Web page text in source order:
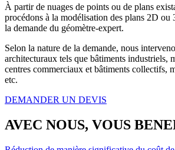
À partir de nuages de points ou de plans
procédons à la modélisation des plans 2D ou
la demande du géomètre-expert.
Selon la nature de la demande, nous
architecturaux tels que bâtiments industriels,
centres commerciaux et bâtiments collectifs,
etc.
DEMANDER UN DEVIS
AVEC NOUS, VOUS